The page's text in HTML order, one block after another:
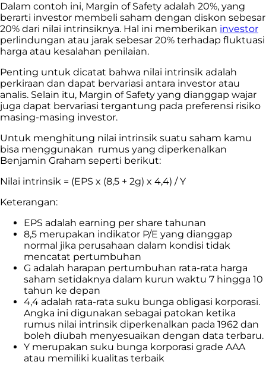
Dalam contoh ini, Margin of Safety adalah 20%, yang
berarti investor membeli saham dengan diskon sebesar
20% dari nilai intrinsiknya. Hal ini memberikan investor
perlindungan atau jarak sebesar 20% terhadap fluktuasi
harga atau kesalahan penilaian.
Penting untuk dicatat bahwa nilai intrinsik adalah
perkiraan dan dapat bervariasi antara investor atau
analis. Selain itu, Margin of Safety yang dianggap wajar
juga dapat bervariasi tergantung pada preferensi risiko
masing-masing investor.
Untuk menghitung nilai intrinsik suatu saham kamu
bisa menggunakan rumus yang diperkenalkan
Benjamin Graham seperti berikut:
Nilai intrinsik = (EPS x (8,5 + 2g) x 4,4) / Y
Keterangan:
EPS adalah earning per share tahunan
8,5 merupakan indikator P/E yang dianggap
normal jika perusahaan dalam kondisi tidak
mencatat pertumbuhan
G adalah harapan pertumbuhan rata-rata harga
saham setidaknya dalam kurun waktu 7 hingga 10
tahun ke depan
4,4 adalah rata-rata suku bunga obligasi korporasi.
Angka ini digunakan sebagai patokan ketika
rumus nilai intrinsik diperkenalkan pada 1962 dan
boleh diubah menyesuaikan dengan data terbaru.
Y merupakan suku bunga korporasi grade AAA
atau memiliki kualitas terbaik